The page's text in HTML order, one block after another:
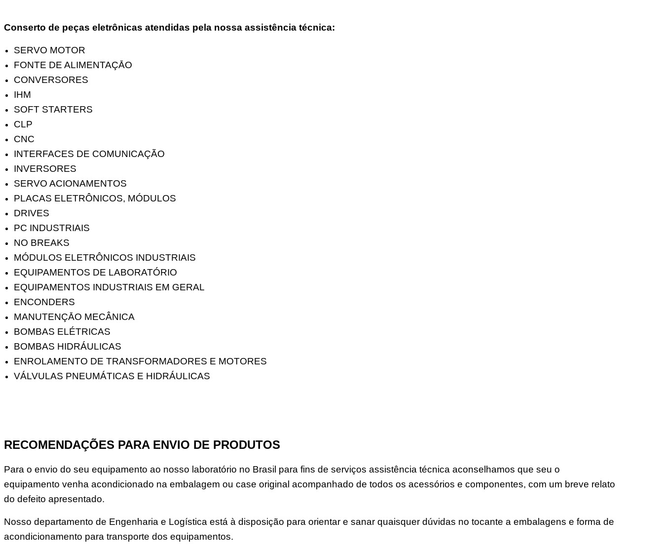
Conserto de peças eletrônicas atendidas pela nossa assistência técnica:
SERVO MOTOR
FONTE DE ALIMENTAÇĀO
CONVERSORES
IHM
SOFT STARTERS
CLP
CNC
INTERFACES DE COMUNICAÇÃO
INVERSORES
SERVO ACIONAMENTOS
PLACAS ELETRÔNICOS, MÓDULOS
DRIVES
PC INDUSTRIAIS
NO BREAKS
MÓDULOS ELETRÔNICOS INDUSTRIAIS
EQUIPAMENTOS DE LABORATÓRIO
EQUIPAMENTOS INDUSTRIAIS EM GERAL
ENCONDERS
MANUTENÇĀO MECÂNICA
BOMBAS ELÉTRICAS
BOMBAS HIDRÁULICAS
ENROLAMENTO DE TRANSFORMADORES E MOTORES
VÁLVULAS PNEUMÁTICAS E HIDRÁULICAS
RECOMENDAÇÕES PARA ENVIO DE PRODUTOS
Para o envio do seu equipamento ao nosso laboratório no Brasil para fins de serviços assistência técnica aconselhamos que seu o
equipamento venha acondicionado na embalagem ou case original acompanhado de todos os acessórios e componentes, com um breve relato
do defeito apresentado.
Nosso departamento de Engenharia e Logística está à disposição para orientar e sanar quaisquer dúvidas no tocante a embalagens e forma de
acondicionamento para transporte dos equipamentos.